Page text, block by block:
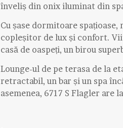
înveliș din onix iluminat din
Cu șase dormitoare spațioase,
copleșitor de lux și confort.
casă de oaspeți, un birou
Lounge-ul de pe terasa de la
retractabil, un bar și un spa
asemenea, 6717 S Flagler